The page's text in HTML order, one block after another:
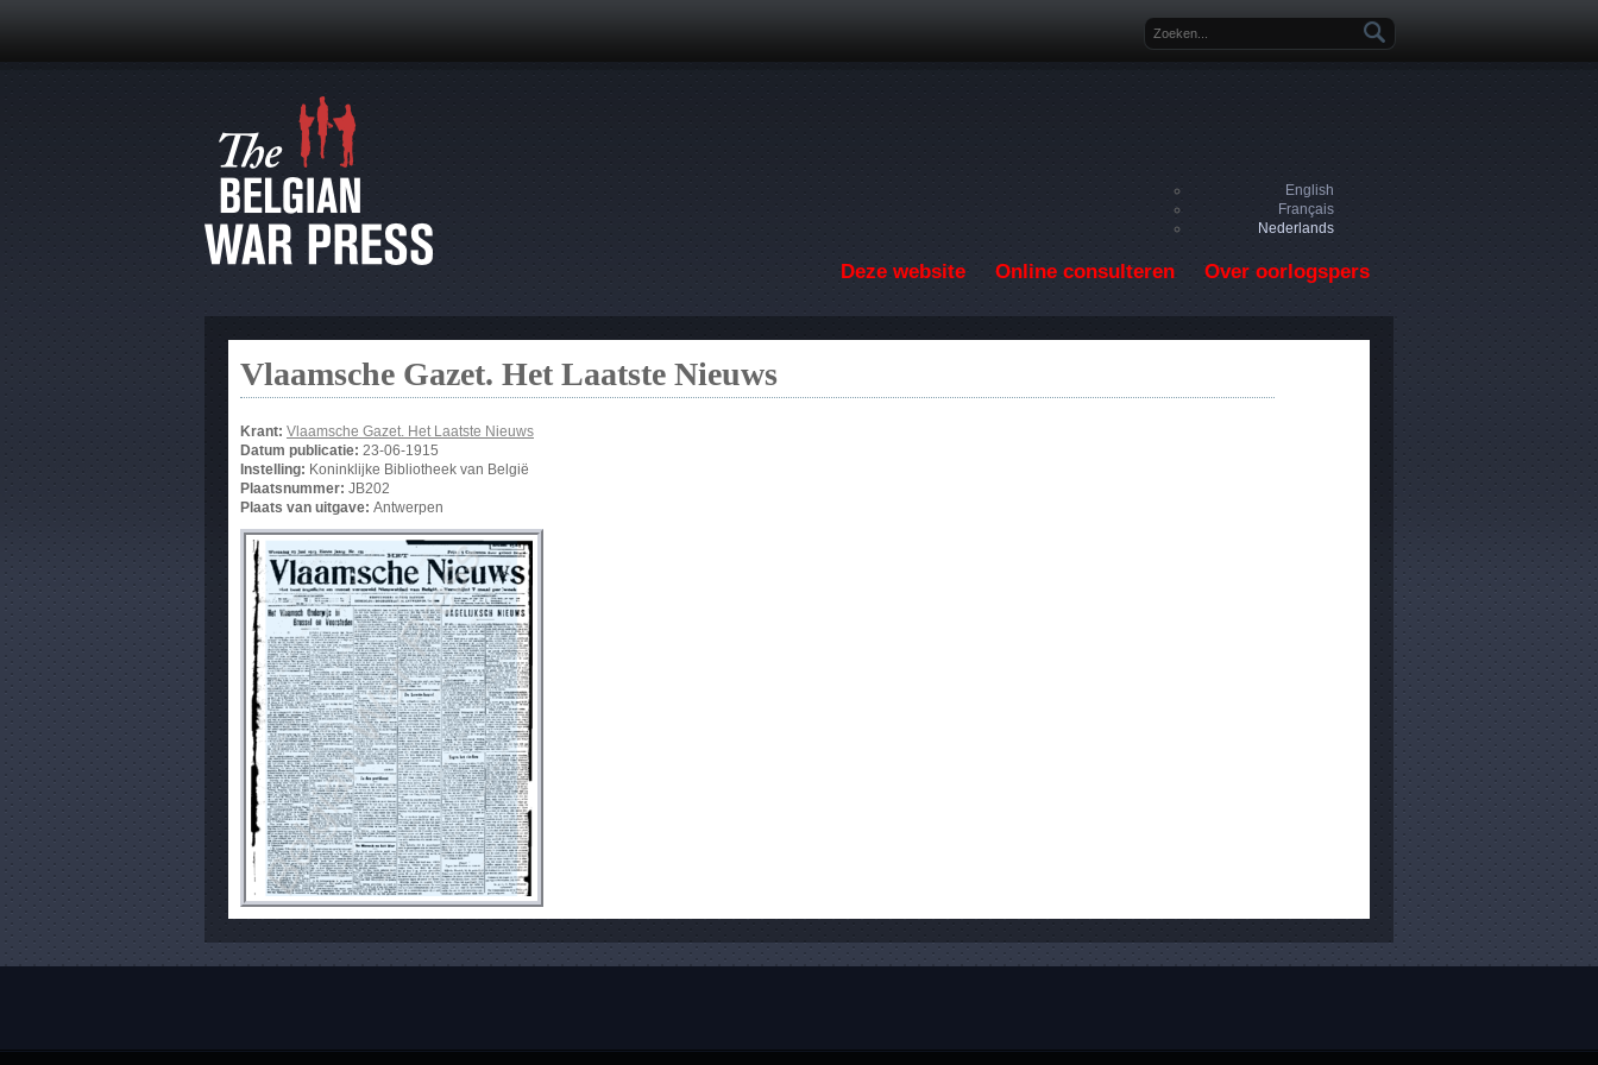
Zoekveld
English
Français
Nederlands
Deze website Online consulteren Over oorlogspers
Vlaamsche Gazet. Het Laatste Nieuws
Krant: Vlaamsche Gazet. Het Laatste Nieuws
Datum publicatie: 23-06-1915
Instelling: Koninklijke Bibliotheek van België
Plaatsnummer: JB202
Plaats van uitgave: Antwerpen